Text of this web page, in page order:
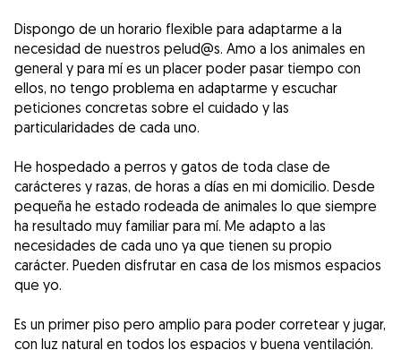
Dispongo de un horario flexible para adaptarme a la
necesidad de nuestros pelud@s. Amo a los animales en
general y para mí es un placer poder pasar tiempo con
ellos, no tengo problema en adaptarme y escuchar
peticiones concretas sobre el cuidado y las
particularidades de cada uno.
He hospedado a perros y gatos de toda clase de
carácteres y razas, de horas a días en mi domicilio. Desde
pequeña he estado rodeada de animales lo que siempre
ha resultado muy familiar para mí. Me adapto a las
necesidades de cada uno ya que tienen su propio
carácter. Pueden disfrutar en casa de los mismos espacios
que yo.
Es un primer piso pero amplio para poder corretear y jugar,
con luz natural en todos los espacios y buena ventilación.